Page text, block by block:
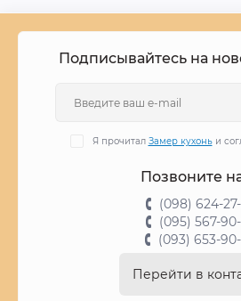
Подписывайтесь на
Я прочитал Замер кухоньи
Позвоните
(098) 624-
(095) 567-
(093) 653-
Перейти в